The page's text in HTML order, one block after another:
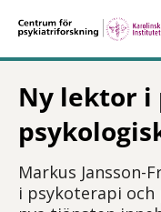
Ny lektor i
Markus
i psykoterapi och